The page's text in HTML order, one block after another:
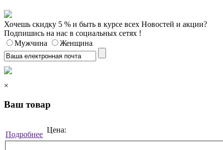
Хочешь скидку 5 % и быть в курсе всех Новостей и акции?
Подпишись на нас в социальных сетях !
Мужчина
Женщина
×
Ваш товар
Подробнее
Цена: